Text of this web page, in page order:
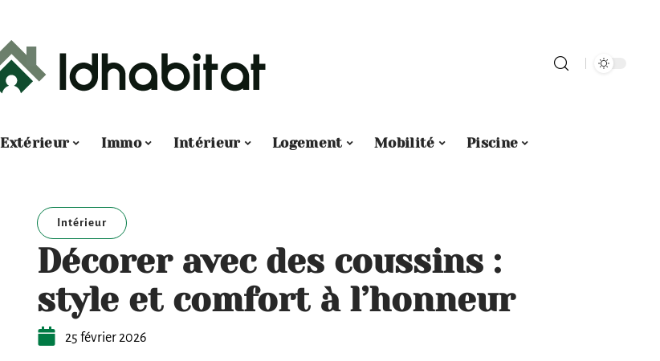
Extérieur Immo Intérieur Logement Mobilité Piscine
Intérieur
Décorer avec des coussins :
style et comfort à l’honneur
25 février 2026